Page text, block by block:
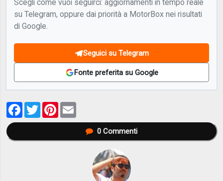
Scegli come vuoi seguirci: aggiornamenti in tempo reale
su Telegram, oppure dai priorità a MotorBox nei risultati
di Google.
Seguici su Telegram
Fonte preferita su Google
Facebook
TwitterPinterest
0Commenti